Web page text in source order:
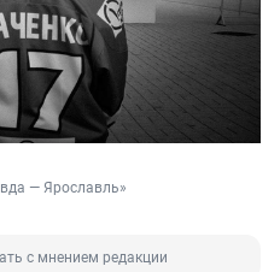
— Ярославль»
с мнением редакции